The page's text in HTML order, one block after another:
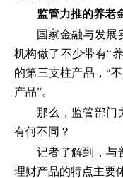
监管力推的养老
国家金融与发展
机构做了不少带有“
的第三支柱产品，“
产品”。
那么，监管部门
有何不同？
记者了解到，与
理财产品的特点主要